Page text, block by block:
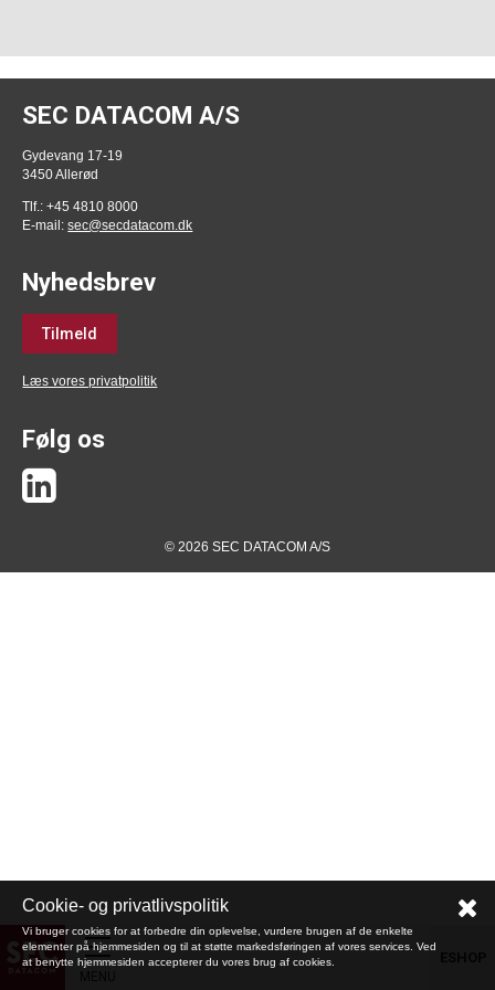
SEC DATACOM A/S
Gydevang 17-19
3450 Allerød
Tlf.: +45 4810 8000
E-mail:sec@secdatacom.dk
Nyhedsbrev
Tilmeld
Læs vores privatpolitik
Følg os
© 2026 SEC DATACOM A/S
Cookie- og privatlivspolitik
Vi bruger cookies for at forbedre din oplevelse, vurdere brugen af de enkelte
elementer på hjemmesiden og til at støtte markedsføringen af vores services. Ved
at benytte hjemmesiden accepterer du vores brug af cookies.